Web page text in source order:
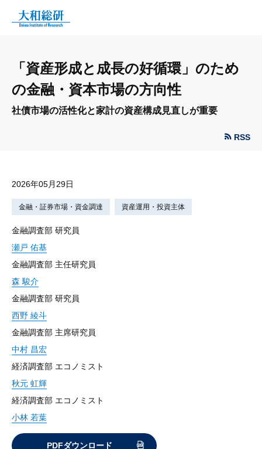
「資産形成と成長の好循環」のため
の金融・資本市場の方向性
社債市場の活性化と家計の資産構成見直しが重要
RSS
2026年05月29日
金融・証券市場・資金調達 資産運用・投資主体
金融調査部 研究員
瀬戸 佑基
金融調査部 主任研究員
森 駿介
金融調査部 研究員
西野 綾斗
金融調査部 主席研究員
中村 昌宏
経済調査部 エコノミスト
秋元 虹輝
経済調査部 エコノミスト
小林 若葉
PDFダウンロード